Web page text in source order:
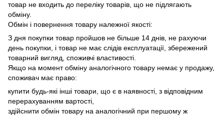
товар не входить до переліку товарів, що не підлягають
обміну.
Обмін і повернення товару належної якості:
З дня покупки товар пройшов не більше 14 днів, не рахуючи
день покупки, і товар не має слідів експлуатації, збережений
товарний вигляд, споживчі властивості.
Якщо на момент обміну аналогічного товару немає у продажу,
споживач має право:
купити будь-які інші товари, що є в наявності, з відповідним
перерахуванням вартості,
здійснити обмін товару на аналогічний при першому ж